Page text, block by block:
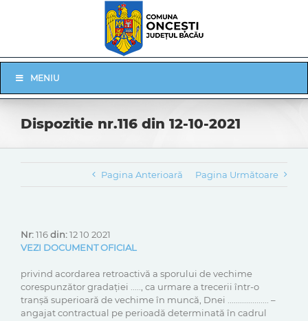
Navigation
MENIU
Dispozitie nr.116 din 12-10-2021
Pagina Anterioară Pagina Următoare
Nr:116din:12 10 2021
VEZI DOCUMENT OFICIAL
privind acordarea retroactivă a sporului de vechime
corespunzător gradaţiei ....., ca urmare a trecerii într-o
tranşă superioară de vechime în muncă, Dnei .................... –
angajat contractual pe perioadă determinată în cadrul